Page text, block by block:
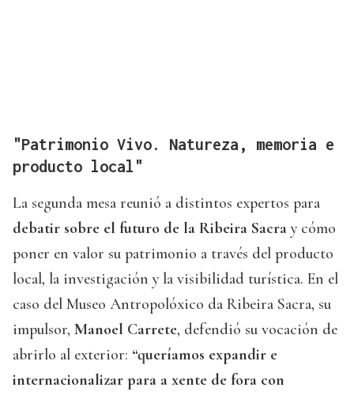
"Patrimonio Vivo. Natureza, memoria e
producto local"
La segunda mesa reunió a distintos expertos para
debatir sobre el futuro de la Ribeira Sacra y cómo
poner en valor su patrimonio a través del producto
local, la investigación y la visibilidad turística. En el
caso del Museo Antropolóxico da Ribeira Sacra, su
impulsor, Manoel Carrete, defendió su vocación de
abrirlo al exterior: “queríamos expandir e
internacionalizar para a xente de fora con